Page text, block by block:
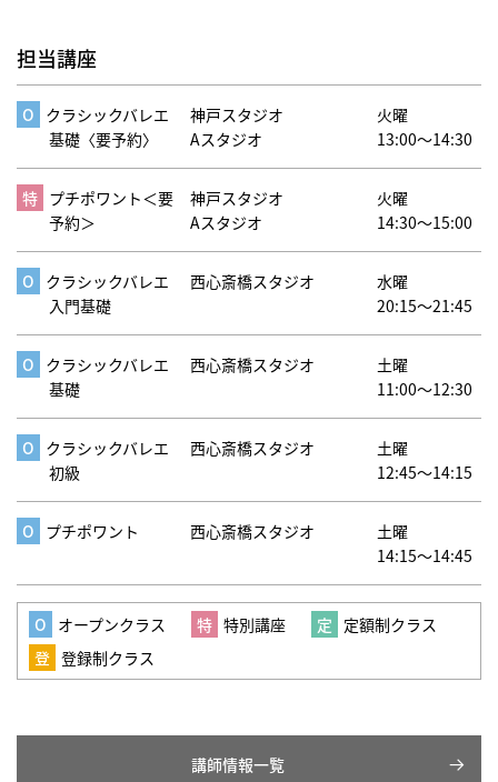
担当講座
クラシックバレエ
基礎〈要予約〉
神戸スタジオ
Aスタジオ
火曜
13:00～14:30
プチポワント＜要
予約＞
神戸スタジオ
Aスタジオ
火曜
14:30～15:00
クラシックバレエ
入門基礎
西心斎橋スタジオ
水曜
20:15～21:45
クラシックバレエ
基礎
西心斎橋スタジオ
土曜
11:00～12:30
クラシックバレエ
初級
西心斎橋スタジオ
土曜
12:45～14:15
プチポワント 西心斎橋スタジオ
土曜
14:15～14:45
オープンクラス 特別講座
定額制クラス
登録制クラス
講師情報一覧